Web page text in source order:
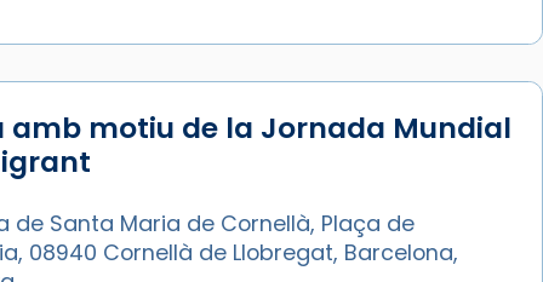
amb motiu de la Jornada Mundial
de Santa Maria de Cornellà, Plaça de
08940 Cornellà de Llobregat, Barcelona,